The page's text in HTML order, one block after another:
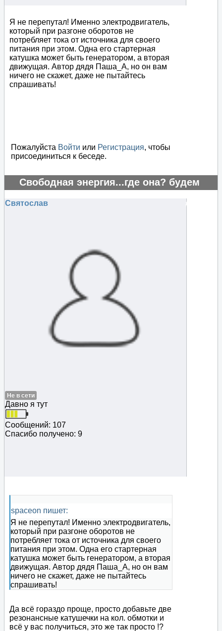
Я не перепутал! Именно электродвигатель,
который при разгоне оборотов не
потребляет тока от источника для своего
питания при этом. Одна его стартерная
катушка может быть генератором, а вторая
движущая. Автор дядя Паша_А, но он вам
ничего не скажет, даже не пытайтесь
спрашивать!
Пожалуйста Войти или Регистрация, чтобы
присоединиться к беседе.
Свободная энергия...где она? будем
искать..
#125911
Святослав
Не в сети
Давно я тут
Сообщений: 107
Спасибо получено: 9
spaceon пишет:
Я не перепутал! Именно электродвигатель,
который при разгоне оборотов не
потребляет тока от источника для своего
питания при этом. Одна его стартерная
катушка может быть генератором, а вторая
движущая. Автор дядя Паша_А, но он вам
ничего не скажет, даже не пытайтесь
спрашивать!
Да всё гораздо проще, просто добавьте две
резонансные катушечки на кол. обмотки и
всё у вас получиться, это же так просто !?